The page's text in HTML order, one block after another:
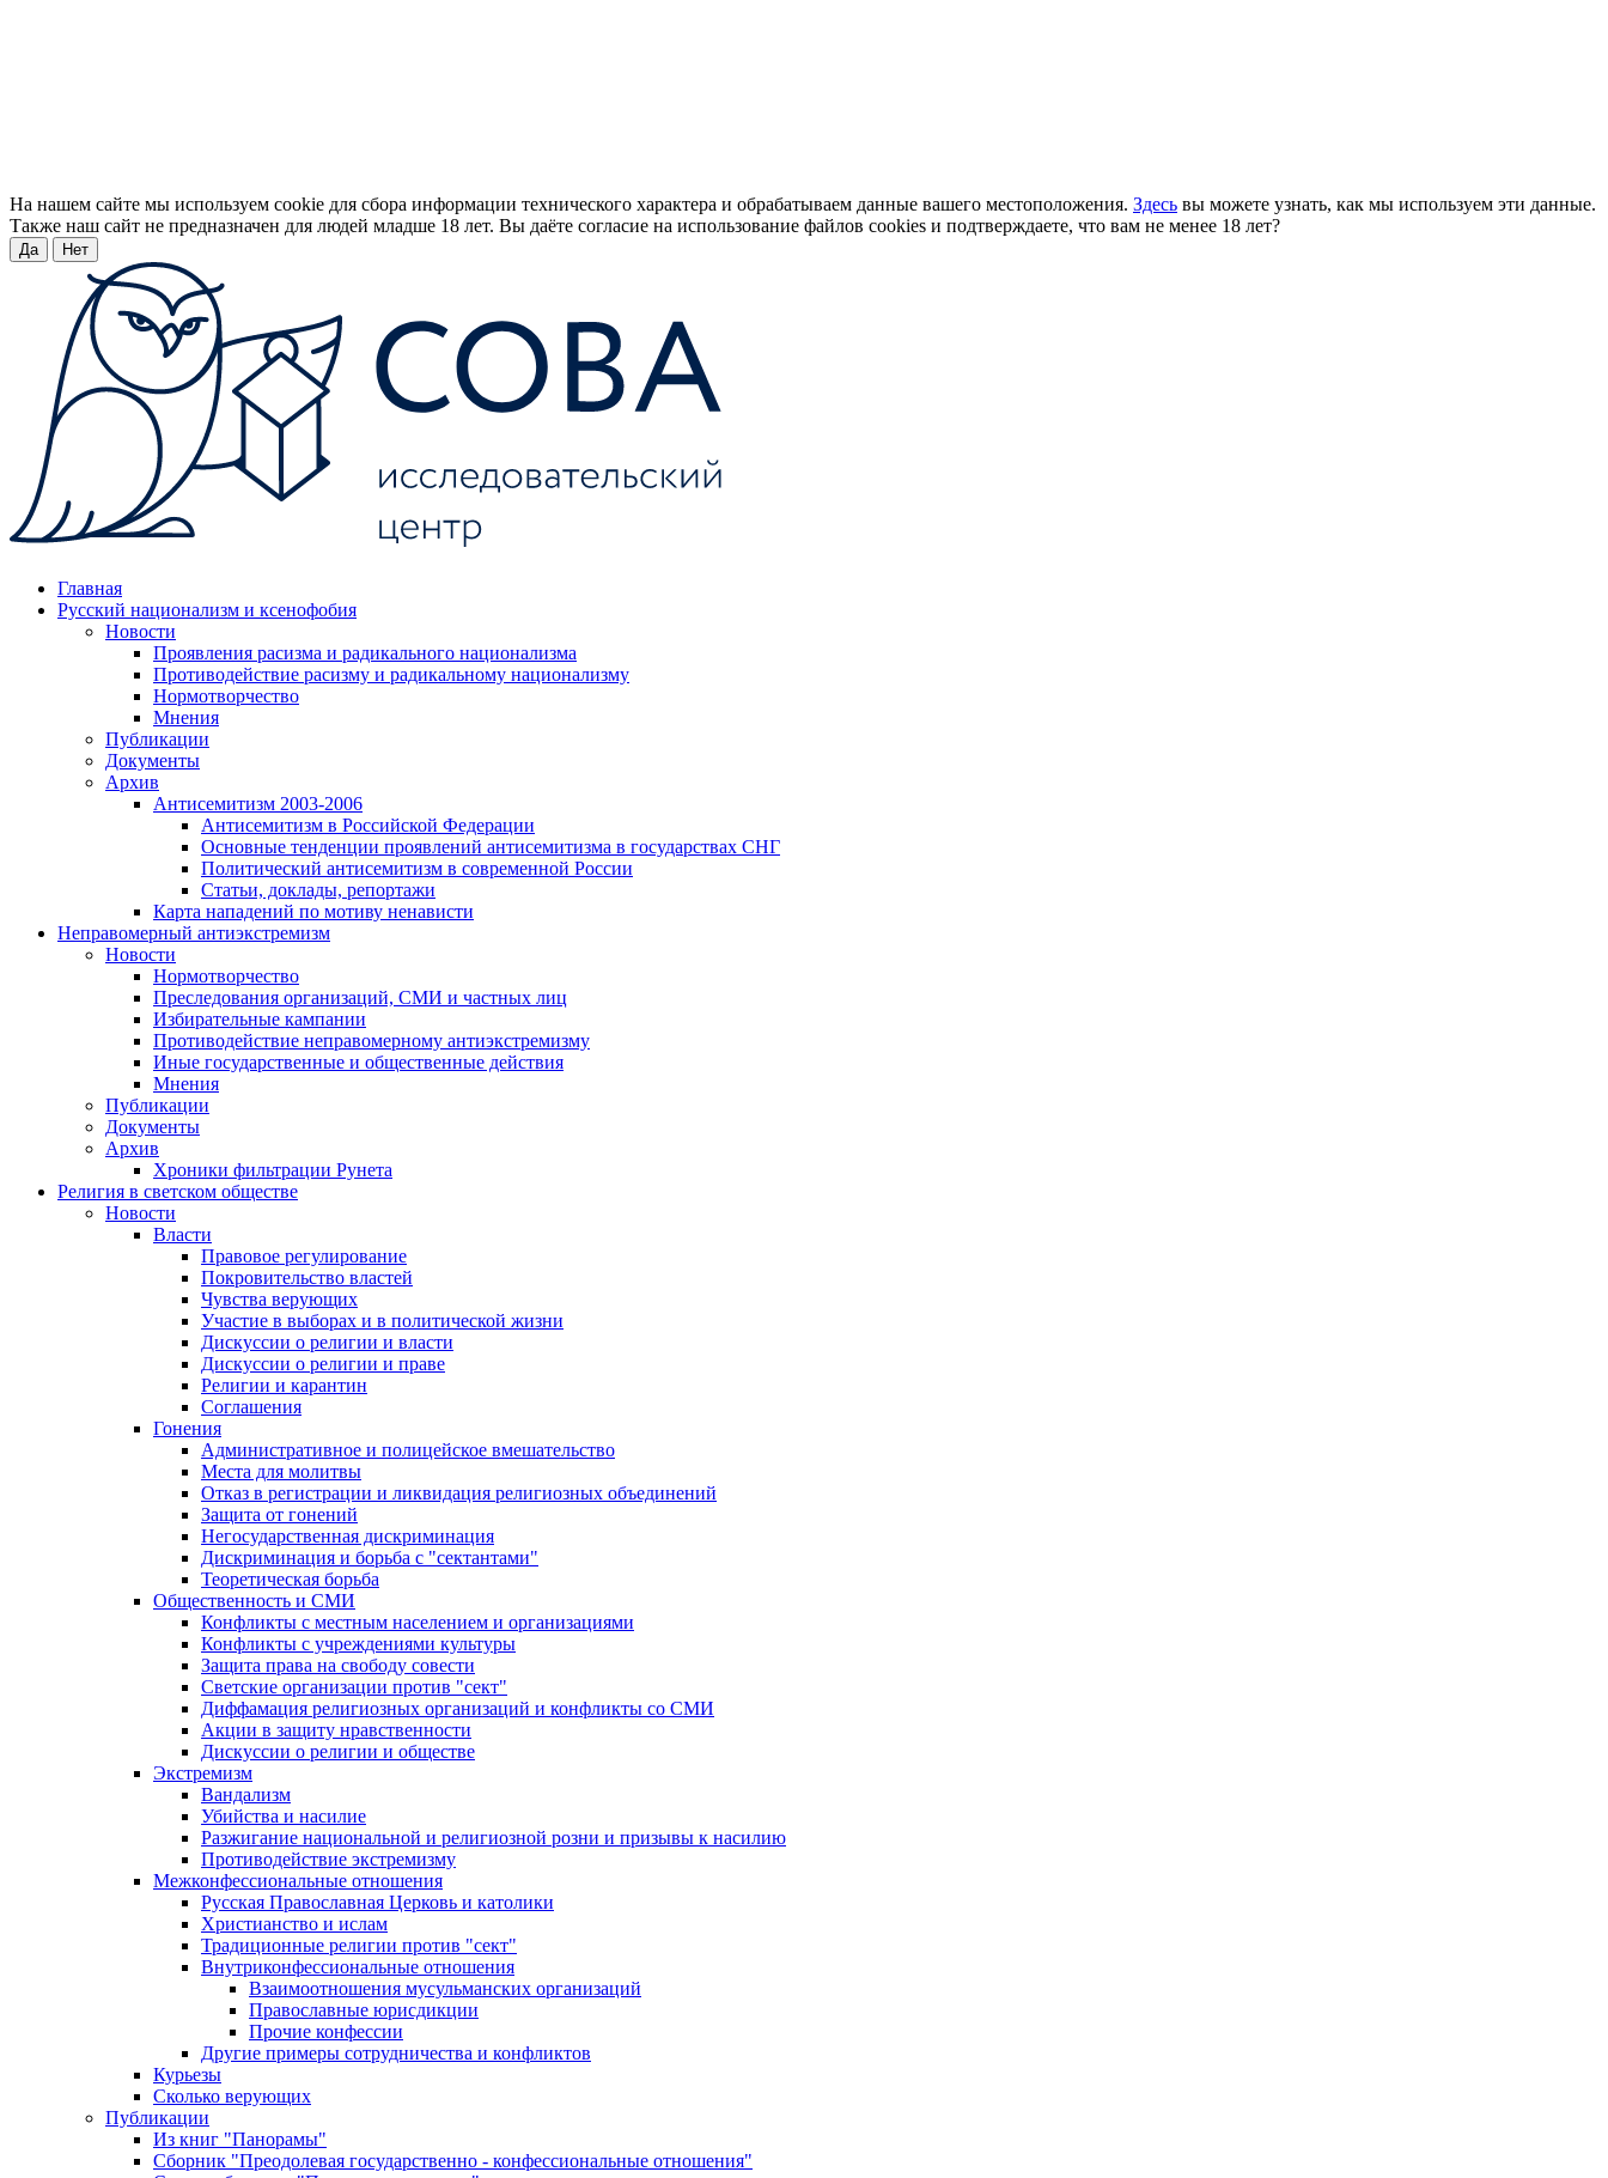
На нашем сайте мы используем cookie для сбора информации технического характера и обрабатываем данные вашего местоположения. Здесь вы можете узнать, как мы используем эти данные.
Также наш сайт не предназначен для людей младше 18 лет. Вы даёте согласие на использование файлов cookies и подтверждаете, что вам не менее 18 лет?
Да Нет
Главная
Русский национализм и ксенофобия
Новости
Проявления расизма и радикального национализма
Противодействие расизму и радикальному национализму
Нормотворчество
Мнения
Публикации
Документы
Архив
Антисемитизм 2003-2006
Антисемитизм в Российской Федерации
Основные тенденции проявлений антисемитизма в государствах СНГ
Политический антисемитизм в современной России
Статьи, доклады, репортажи
Карта нападений по мотиву ненависти
Неправомерный антиэкстремизм
Новости
Нормотворчество
Преследования организаций, СМИ и частных лиц
Избирательные кампании
Противодействие неправомерному антиэкстремизму
Иные государственные и общественные действия
Мнения
Публикации
Документы
Архив
Хроники фильтрации Рунета
Религия в светском обществе
Новости
Власти
Правовое регулирование
Покровительство властей
Чувства верующих
Участие в выборах и в политической жизни
Дискуссии о религии и власти
Дискуссии о религии и праве
Религии и карантин
Соглашения
Гонения
Административное и полицейское вмешательство
Места для молитвы
Отказ в регистрации и ликвидация религиозных объединений
Защита от гонений
Негосударственная дискриминация
Дискриминация и борьба с "сектантами"
Теоретическая борьба
Общественность и СМИ
Конфликты с местным населением и организациями
Конфликты с учреждениями культуры
Защита права на свободу совести
Светские организации против "сект"
Диффамация религиозных организаций и конфликты со СМИ
Акции в защиту нравственности
Дискуссии о религии и обществе
Экстремизм
Вандализм
Убийства и насилие
Разжигание национальной и религиозной розни и призывы к насилию
Противодействие экстремизму
Межконфессиональные отношения
Русская Православная Церковь и католики
Христианство и ислам
Традиционные религии против "сект"
Внутриконфессиональные отношения
Взаимоотношения мусульманских организаций
Православные юрисдикции
Прочие конфессии
Другие примеры сотрудничества и конфликтов
Курьезы
Сколько верующих
Публикации
Из книг "Панорамы"
Сборник "Преодолевая государственно - конфессиональные отношения"